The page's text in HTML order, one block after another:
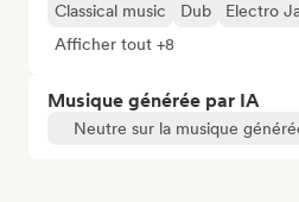
Classical music Dub
Electro
Afficher tout +8
Musique générée par IA
Neutre sur la musique